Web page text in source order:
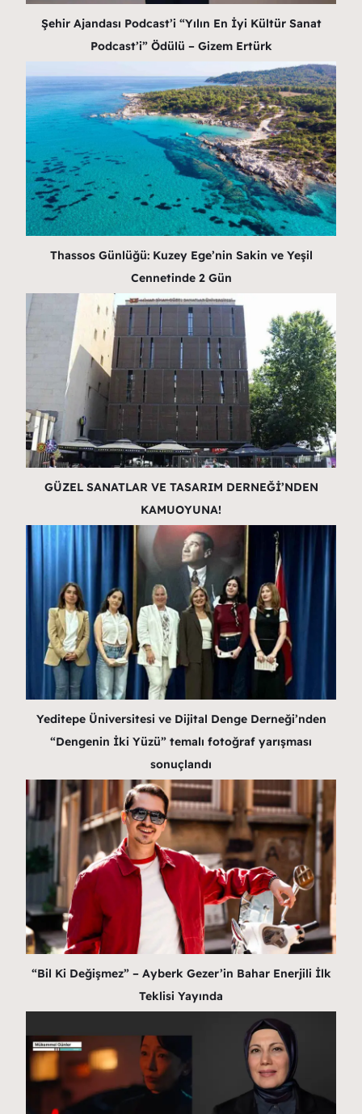
Şehir Ajandası Podcast’i “Yılın En İyi Kültür Sanat
Podcast’i” Ödülü – Gizem Ertürk
Thassos Günlüğü: Kuzey Ege’nin Sakin ve Yeşil
Cennetinde 2 Gün
GÜZEL SANATLAR VE TASARIM DERNEĞİ’NDEN
KAMUOYUNA!
Yeditepe Üniversitesi ve Dijital Denge Derneği’nden
“Dengenin İki Yüzü” temalı fotoğraf yarışması
sonuçlandı
“Bil Ki Değişmez” – Ayberk Gezer’in Bahar Enerjili İlk
Teklisi Yayında